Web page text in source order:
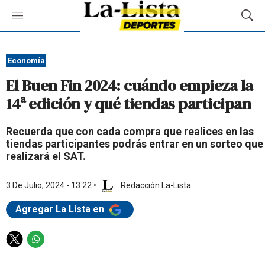
M
e
ú
M
o
a
r
B
s
q
Economía
El Buen Fin 2024: cuándo empieza la
14ª edición y qué tiendas participan
Recuerda que con cada compra que realices en las
tiendas participantes podrás entrar en un sorteo que
realizará el SAT.
3 De Julio, 2024 - 13:22 • Redacción La-Lista
Agregar La Lista en
T
W